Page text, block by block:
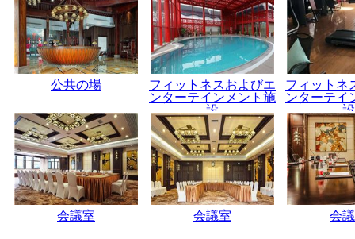
公共の場
フィットネスおよびエ
ンターテインメント施
設
フィットネ
ンターテイ
設
会議室 会議室 会